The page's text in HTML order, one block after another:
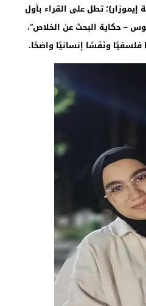
إيموزار)؛ تطل على القراء بأول
– حكاية البحث عن الخلاص“،
ونَفَسًا إنسانيًا واضحًا.